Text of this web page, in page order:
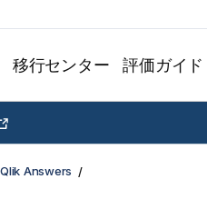
移行センター 評価ガイド
Qlik Answers